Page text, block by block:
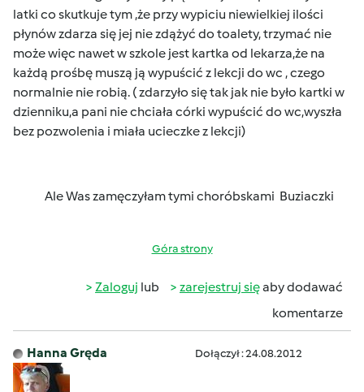
latki co skutkuje tym ,że przy wypiciu niewielkiej ilości
płynów zdarza się jej nie zdążyć do toalety, trzymać nie
może więc nawet w szkole jest kartka od lekarza,że na
każdą prośbę muszą ją wypuścić z lekcji do wc , czego
normalnie nie robią. ( zdarzyło się tak jak nie było kartki w
dzienniku,a pani nie chciała córki wypuścić do wc,wyszła
bez pozwolenia i miała ucieczke z lekcji)
Ale Was zamęczyłam tymi choróbskami Buziaczki
Góra strony
Zaloguj lub zarejestruj sięaby dodawać
komentarze
Hanna Gręda Dołączył : 24.08.2012